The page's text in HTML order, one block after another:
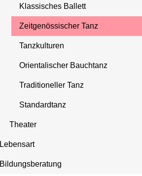
Klassisches Ballett
Zeitgenössischer Tanz
Tanzkulturen
Orientalischer Bauchtanz
Traditioneller Tanz
Standardtanz
Theater
Lebensart
Bildungsberatung